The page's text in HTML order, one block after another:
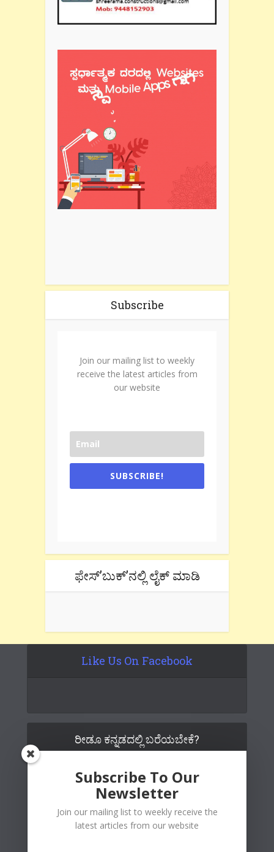
Subscribe
Join our mailing list to weekly
receive the latest articles from
our website
SUBSCRIBE!
ಫೇಸ್’ಬುಕ್’ನಲ್ಲಿ ಲೈಕ್ ಮಾಡಿ
Like Us On Facebook
ರೀಡೂ ಕನ್ನಡದಲ್ಲಿ ಬರೆಯಬೇಕೆ?
Subscribe To Our
Newsletter
Join our mailing list to weekly receive the
latest articles from our website